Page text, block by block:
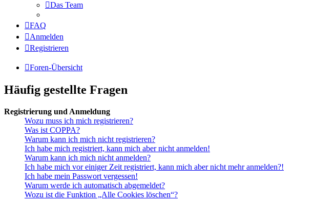
Das Team
FAQ
Anmelden
Registrieren
Foren-Übersicht
Häufig gestellte Fragen
Registrierung und Anmeldung
Wozu muss ich mich registrieren?
Was ist COPPA?
Warum kann ich mich nicht registrieren?
Ich habe mich registriert, kann mich aber nicht anmelden!
Warum kann ich mich nicht anmelden?
Ich habe mich vor einiger Zeit registriert, kann mich aber nicht mehr anmelden?!
Ich habe mein Passwort vergessen!
Warum werde ich automatisch abgemeldet?
Wozu ist die Funktion „Alle Cookies löschen“?